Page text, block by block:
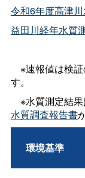
令和6年度高津川
益田川経年水質
※速報値は検証
す。
※水質測定結果
水質調査報告書
環境基準